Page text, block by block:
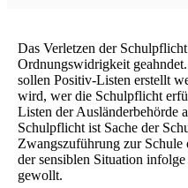
Das Verletzen der
Ordnungswidrigkeit
sollen Positiv-Listen erstellt
wird, wer die Schulpflicht
Listen der Ausländerbehörde
Schulpflicht ist Sache der
Zwangszuführung zur
der sensiblen Situation
gewollt.